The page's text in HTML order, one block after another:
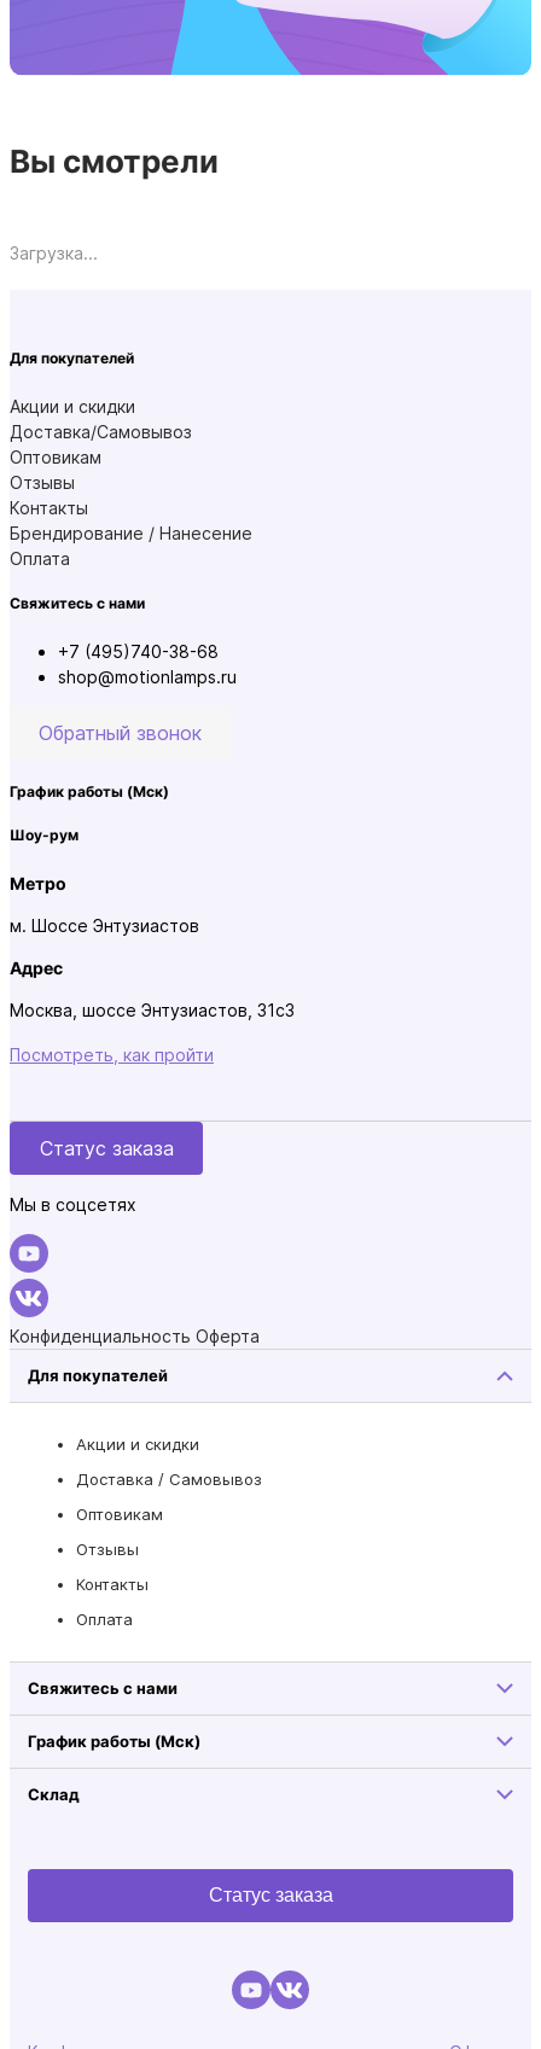
Вы смотрели
Загрузка...
Для покупателей
Акции и скидки
Доставка/Самовывоз
Оптовикам
Отзывы
Контакты
Брендирование / Нанесение
Оплата
Свяжитесь с нами
+7 (495)740-38-68
shop@motionlamps.ru
Обратный звонок
График работы (Мск)
Шоу-рум
Метро
м. Шоссе Энтузиастов
Адрес
Москва, шоссе Энтузиастов, 31с3
Посмотреть, как пройти
Статус заказа
Мы в соцсетях
Конфиденциальность Оферта
Для покупателей
Акции и скидки
Доставка / Самовывоз
Оптовикам
Отзывы
Контакты
Оплата
Свяжитесь с нами
График работы (Мск)
Склад
Статус заказа